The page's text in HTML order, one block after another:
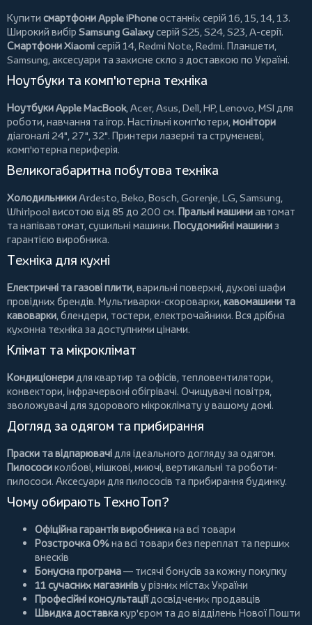
Купити смартфони Apple iPhoneостанніх серій 16, 15, 14, 13.
Широкий вибір Samsung Galaxyсерій S25, S24, S23, A-серії.
Смартфони Xiaomiсерій 14, Redmi Note, Redmi. Планшети,
Samsung, аксесуари тазахисне скло з доставкою по Україні.
Ноутбуки та комп'ютерна техніка
Ноутбуки Apple MacBook,Acer,Asus,Dell,HP,Lenovo,MSI для
роботи, навчання та ігор. Настільні комп'ютери,монітори
діагоналі 24", 27", 32". Принтери лазерні та струменеві,
комп'ютерна периферія.
Великогабаритна побутова техніка
ХолодильникиArdesto,Beko,Bosch,Gorenje,LG,Samsung,
Whirlpool висотою від 85 до 200 см. Пральні машиниавтомат
та напівавтомат,сушильні машини. Посудомийні машиниз
гарантією виробника.
Техніка для кухні
Електричні та газові плити, варильні поверхні, духові шафи
провідних брендів. Мультиварки-скороварки,кавомашини та
кавоварки,блендери, тостери,електрочайники. Вся дрібна
кухонна техніка за доступними цінами.
Клімат та мікроклімат
Кондиціонеридля квартир та офісів, тепловентилятори,
конвектори,інфрачервоні обігрівачі. Очищувачі повітря,
зволожувачі для здорового мікроклімату у вашому домі.
Догляд за одягом та прибирання
Праски та відпарювачідля ідеального догляду за одягом.
Пилососиколбові,мішкові,миючі,вертикальні тароботи-
пилососи. Аксесуари для пилососів та прибирання будинку.
Чому обирають ТехноТоп?
Офіційна гарантія виробникана всі товари
Розстрочка 0%на всі товари без переплат та перших
внесків
Бонусна програма— тисячі бонусів за кожну покупку
11 сучасних магазиніву різних містах України
Професійні консультаціїдосвідчених продавців
Швидка доставкакур'єром та до відділень Нової Пошти